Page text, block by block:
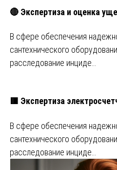
🔴 Экспертиза и оценка
В сфере обеспечения
сантехнического
расследование инциде…
🟥 Экспертиза
В сфере обеспечения
сантехнического
расследование инциде…